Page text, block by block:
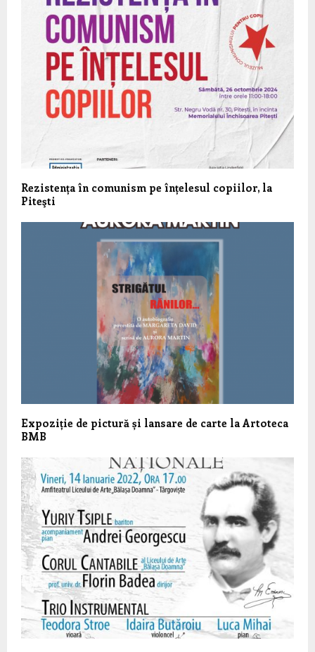
Rezistența în comunism pe înțelesul copiilor, la
Piteşti
Expoziție de pictură și lansare de carte la Artoteca
BMB